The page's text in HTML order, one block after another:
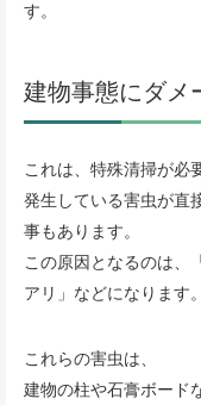
す。
建物事態にダメ
これは、特殊清掃が必
発生している害虫が直
事もあります。
この原因となるのは、
アリ」などになります。
これらの害虫は、
建物の柱や石膏ボード